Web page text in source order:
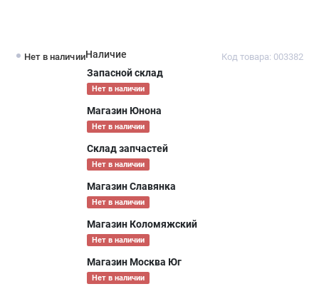
Нет в наличии Код товара: 003382
Наличие
Запасной склад
Нет в наличии
Магазин Юнона
Нет в наличии
Склад запчастей
Нет в наличии
Магазин Славянка
Нет в наличии
Магазин Коломяжский
Нет в наличии
Магазин Москва Юг
Нет в наличии